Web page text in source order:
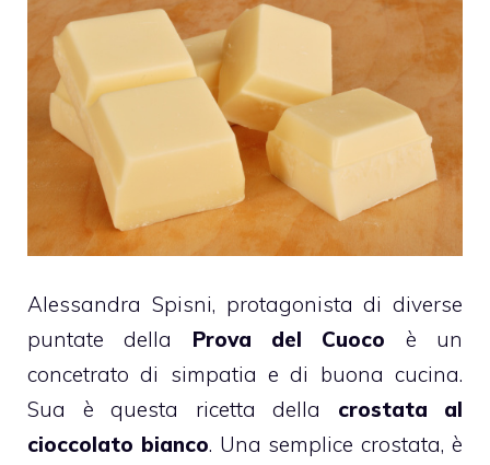
Alessandra Spisni, protagonista di diverse
puntate della Prova del Cuoco è un
concetrato di simpatia e di buona cucina.
Sua è questa ricetta della crostata al
cioccolato bianco. Una semplice crostata, è